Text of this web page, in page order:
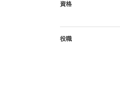
資格
役職